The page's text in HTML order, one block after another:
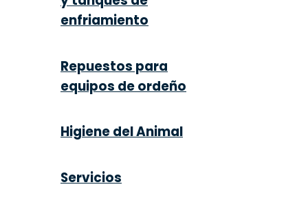
enfriamiento
Repuestos para
equipos de ordeño
Higiene del Animal
Servicios